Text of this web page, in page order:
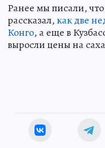
Ранее мы писали, что
рассказал,как две
Конго, а еще в
выросли цены на